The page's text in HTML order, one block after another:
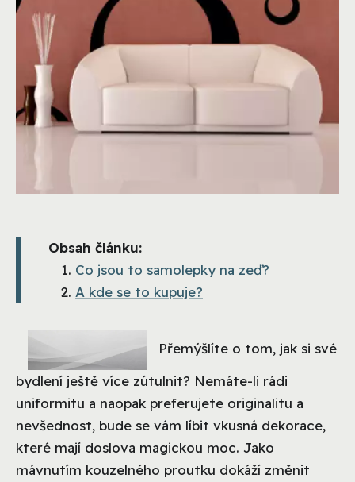
Obsah článku:
Co jsou to samolepky na zeď?
A kde se to kupuje?
Přemýšlíte o tom, jak si své
bydlení ještě více zútulnit? Nemáte-li rádi
uniformitu a naopak preferujete originalitu a
nevšednost, bude se vám líbit vkusná dekorace,
které mají doslova magickou moc. Jako
mávnutím kouzelného proutku dokáží změnit